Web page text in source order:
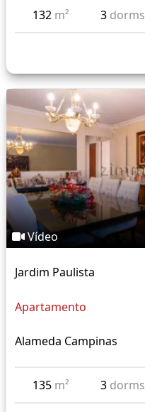
132 m² 3 dorms
Vídeo
Jardim Paulista
Apartamento
Alameda Campinas
135 m² 3 dorms